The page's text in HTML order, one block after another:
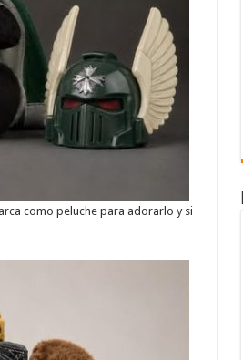
como peluche para adorarlo y si